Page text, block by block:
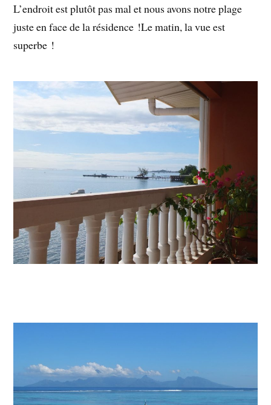
L’endroit est plutôt pas mal et nous avons notre plage
juste en face de la résidence !Le matin, la vue est
superbe !